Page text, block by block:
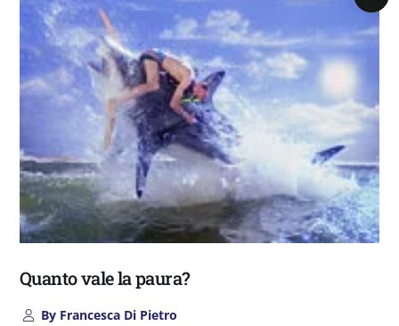
Quanto vale la paura?
ByFrancesca Di Pietro